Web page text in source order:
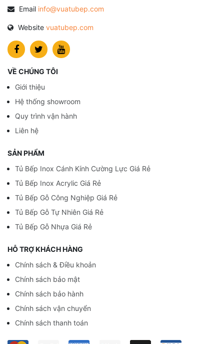
Email info@vuatubep.com
Website vuatubep.com
VỀ CHÚNG TÔI
Giới thiệu
Hệ thống showroom
Quy trình vận hành
Liên hệ
SẢN PHẨM
Tủ Bếp Inox Cánh Kính Cường Lực Giá Rẻ
Tủ Bếp Inox Acrylic Giá Rẻ
Tủ Bếp Gỗ Công Nghiệp Giá Rẻ
Tủ Bếp Gỗ Tự Nhiên Giá Rẻ
Tủ Bếp Gỗ Nhựa Giá Rẻ
HỖ TRỢ KHÁCH HÀNG
Chính sách & Điều khoản
Chính sách bảo mật
Chính sách bảo hành
Chính sách vận chuyển
Chính sách thanh toán